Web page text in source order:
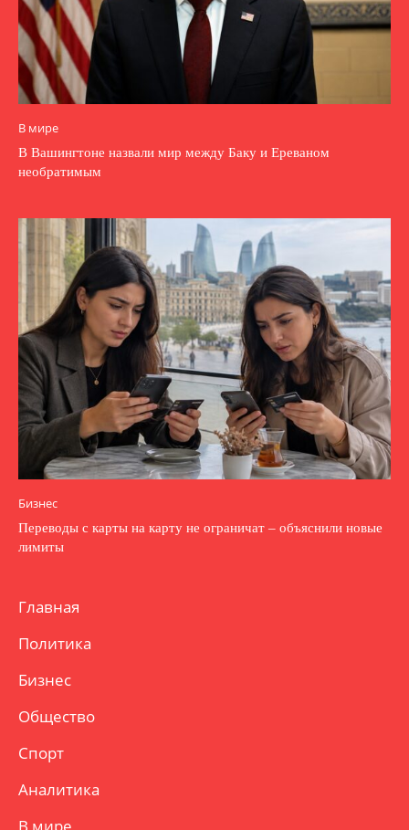
В мире
В Вашингтоне назвали мир между Баку и Ереваном
необратимым
Бизнес
Переводы с карты на карту не ограничат – объяснили новые
лимиты
Главная
Политика
Бизнес
Общество
Спорт
Аналитика